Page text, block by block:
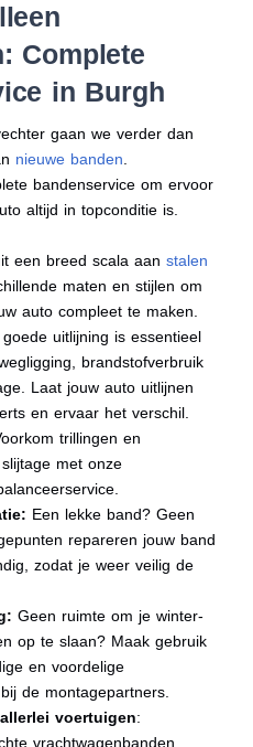
Complete
in Burgh
gaan we verder dan
nieuwe banden.
bandenservice om ervoor
altijd in topconditie is.
een breed scala aan stalen
maten en stijlen om
auto compleet te maken.
goede uitlijning is essentieel
brandstofverbruik
Laat jouw auto uitlijnen
en ervaar het verschil.
trillingen en
met onze
Een lekke band? Geen
repareren jouw band
zodat je weer veilig de
Geen ruimte om je winter-
op te slaan? Maak gebruik
en voordelige
de montagepartners.
voertuigen:
vrachtwagenbanden,